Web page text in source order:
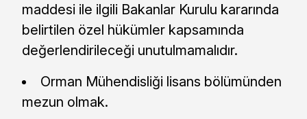
maddesi ile ilgili Bakanlar Kurulu kararında
belirtilen özel hükümler kapsamında
değerlendirileceği unutulmamalıdır.
Orman Mühendisliği lisans bölümünden
mezun olmak.